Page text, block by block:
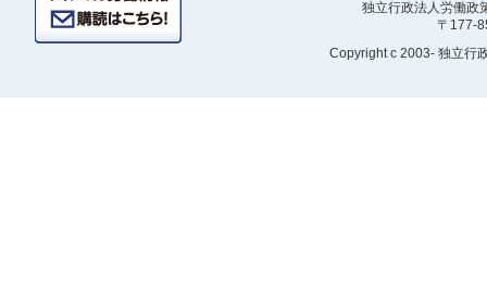
独立行政法人労働
〒177-
Copyrightc 2003- 独立行